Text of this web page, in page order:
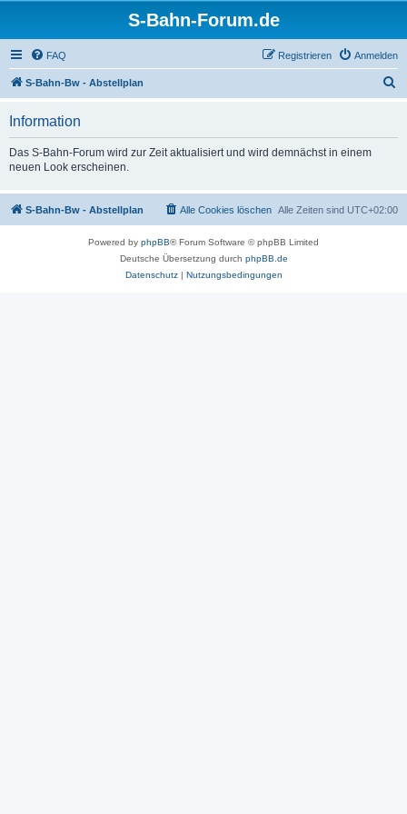
S-Bahn-Forum.de
FAQ Anmelden
Registrieren
S-Bahn-Bw - Abstellplan
Information
Das S-Bahn-Forum wird zur Zeit aktualisiert und wird demnächst in einem
neuen Look erscheinen.
S-Bahn-Bw - Abstellplan Alle Zeiten sind UTC+02:00
Alle Cookies löschen
Powered by phpBB® Forum Software © phpBB Limited
Deutsche Übersetzung durch phpBB.de
Datenschutz| Nutzungsbedingungen